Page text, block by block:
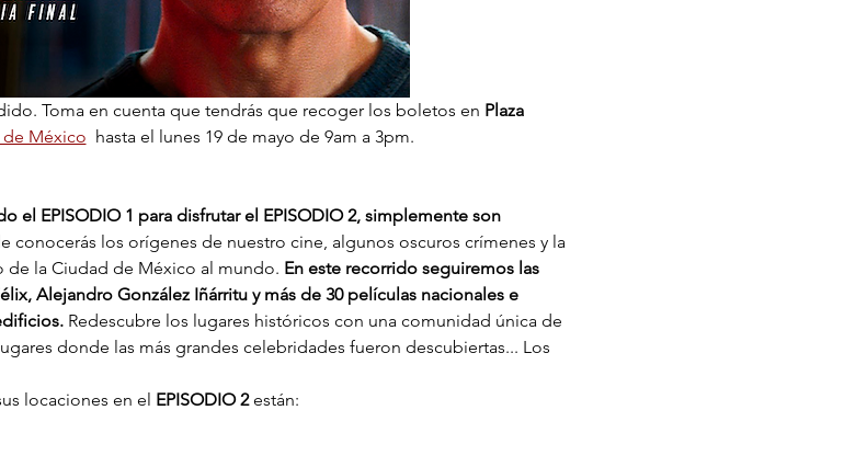
Toma en cuenta que tendrás que recoger los boletos en Plaza
de México hasta el lunes 19 de mayo de 9am a 3pm.
el EPISODIO 1 para disfrutar el EPISODIO 2, simplemente son
conocerás los orígenes de nuestro cine, algunos oscuros crímenes y la
de la Ciudad de México al mundo. En este recorrido seguiremos las
Alejandro González Iñárritu y más de 30 películas nacionales e
Redescubre los lugares históricos con una comunidad única de
donde las más grandes celebridades fueron descubiertas... Los
locaciones en el EPISODIO 2 están: